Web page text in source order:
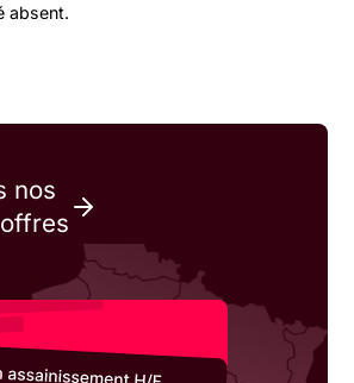
absent.
nos